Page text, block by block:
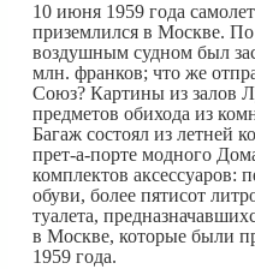
10 июня 1959 года
приземлился в Москве. По
воздушным судном был
млн. франков; что же
Союз? Картины из залов
предметов обихода из
Багаж состоял из летней
прет-а-порте модного
комплектов аксессуаров:
обуви, более пятисот
туалета,
в Москве, которые были
1959 года.